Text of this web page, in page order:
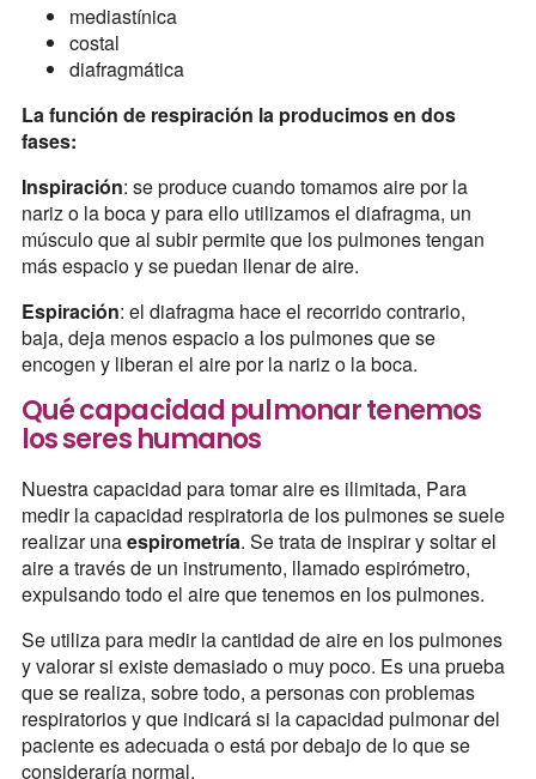
mediastínica
costal
diafragmática
La función de respiración la producimos en dos
fases:
Inspiración: se produce cuando tomamos aire por la
nariz o la boca y para ello utilizamos el diafragma, un
músculo que al subir permite que los pulmones tengan
más espacio y se puedan llenar de aire.
Espiración: el diafragma hace el recorrido contrario,
baja, deja menos espacio a los pulmones que se
encogen y liberan el aire por la nariz o la boca.
Qué capacidad pulmonar tenemos
los seres humanos
Nuestra capacidad para tomar aire es ilimitada, Para
medir la capacidad respiratoria de los pulmones se suele
realizar unaespirometría. Se trata de inspirar y soltar el
aire a través de un instrumento, llamado espirómetro,
expulsando todo el aire que tenemos en los pulmones.
Se utiliza para medir la cantidad de aire en los pulmones
y valorar si existe demasiado o muy poco. Es una prueba
que se realiza, sobre todo, a personas con problemas
respiratorios y que indicará si la capacidad pulmonar del
paciente es adecuada o está por debajo de lo que se
consideraría normal.